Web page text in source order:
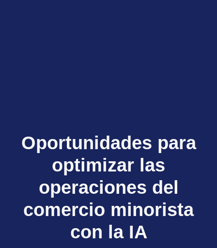
Oportunidades para
optimizar las
operaciones del
comercio minorista
con la IA